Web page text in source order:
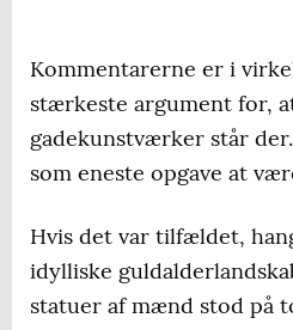
Kommentarerne er i
stærkeste argument for,
gadekunstværker står
som eneste opgave at
Hvis det var tilfældet,
idylliske
statuer af mænd stod på